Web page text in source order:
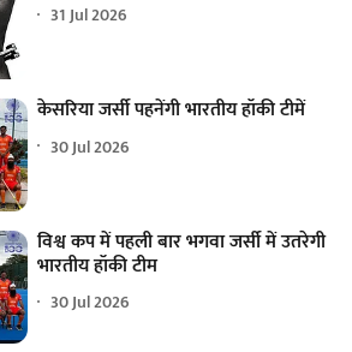
31 Jul 2026
केसरिया जर्सी पहनेंगी भारतीय हॉकी टीमें
30 Jul 2026
विश्व कप में पहली बार भगवा जर्सी में उतरेगी
भारतीय हॉकी टीम
30 Jul 2026